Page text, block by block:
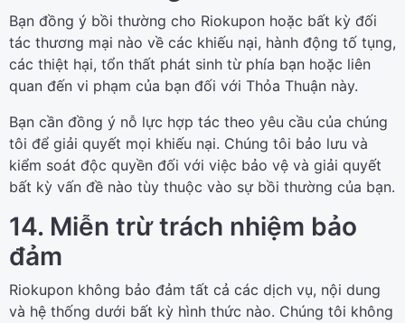
Bạn đồng ý bồi thường cho Riokupon hoặc bất kỳ đối
tác thương mại nào về các khiếu nại, hành động tố tụng,
các thiệt hại, tổn thất phát sinh từ phía bạn hoặc liên
quan đến vi phạm của bạn đối với Thỏa Thuận này.
Bạn cần đồng ý nỗ lực hợp tác theo yêu cầu của chúng
tôi để giải quyết mọi khiếu nại. Chúng tôi bảo lưu và
kiểm soát độc quyền đối với việc bảo vệ và giải quyết
bất kỳ vấn đề nào tùy thuộc vào sự bồi thường của bạn.
14. Miễn trừ trách nhiệm bảo
đảm
Riokupon không bảo đảm tất cả các dịch vụ, nội dung
và hệ thống dưới bất kỳ hình thức nào. Chúng tôi không